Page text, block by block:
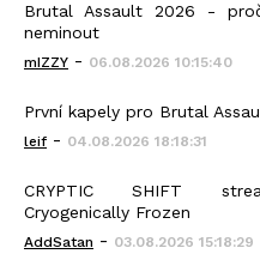
Brutal Assault 2026 -
neminout
mIZZY - 06.08.2026 10:15:40
První kapely pro Brutal
leif - 04.08.2026 18:18:31
CRYPTIC SHIFT
Cryogenically Frozen
AddSatan - 03.08.2026 15:18:29